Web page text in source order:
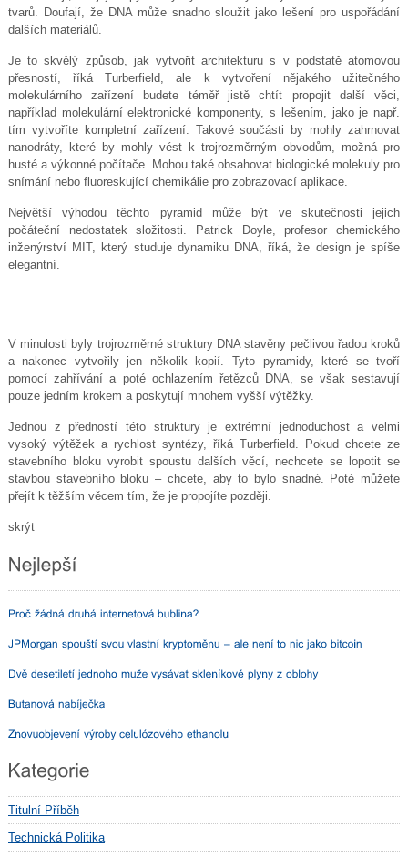
tvarů. Doufají, že DNA může snadno sloužit jako lešení pro uspořádání
dalších materiálů.
Je to skvělý způsob, jak vytvořit architekturu s v podstatě atomovou
přesností, říká Turberfield, ale k vytvoření nějakého užitečného
molekulárního zařízení budete téměř jistě chtít propojit další věci,
například molekulární elektronické komponenty, s lešením, jako je např.
tím vytvoříte kompletní zařízení. Takové součásti by mohly zahrnovat
nanodráty, které by mohly vést k trojrozměrným obvodům, možná pro
husté a výkonné počítače. Mohou také obsahovat biologické molekuly pro
snímání nebo fluoreskující chemikálie pro zobrazovací aplikace.
Největší výhodou těchto pyramid může být ve skutečnosti jejich
počáteční nedostatek složitosti. Patrick Doyle, profesor chemického
inženýrství MIT, který studuje dynamiku DNA, říká, že design je spíše
elegantní.
V minulosti byly trojrozměrné struktury DNA stavěny pečlivou řadou kroků
a nakonec vytvořily jen několik kopií. Tyto pyramidy, které se tvoří
pomocí zahřívání a poté ochlazením řetězců DNA, se však sestavují
pouze jedním krokem a poskytují mnohem vyšší výtěžky.
Jednou z předností této struktury je extrémní jednoduchost a velmi
vysoký výtěžek a rychlost syntézy, říká Turberfield. Pokud chcete ze
stavebního bloku vyrobit spoustu dalších věcí, nechcete se lopotit se
stavbou stavebního bloku – chcete, aby to bylo snadné. Poté můžete
přejít k těžším věcem tím, že je propojíte později.
skrýt
Titulní Příběh
Technická Politika